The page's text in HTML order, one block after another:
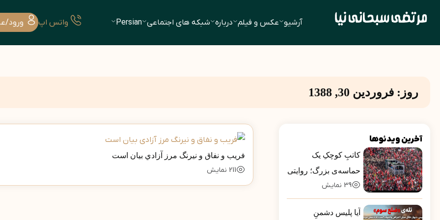
آرشیو عکس و فیلم درباره شبکه های اجتماعی Persian واتس اپ ورود/
روز: فروردین 30, 1388
آخرین ویدئوها
کاتبِ کوچکِ یک
حماسه‌ی بزرگ؛ روایتی
از بارِ سنگینِ کلمات در
39 نمایش
آیا پلیس دشمنِ
فريب و نفاق و نيرنگ مرز آزادي بيان است
211 نمایش